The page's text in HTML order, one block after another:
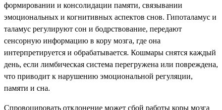
формировании и консолидации памяти, связывании
эмоциональных и когнитивных аспектов снов. Гипоталамус и
таламус регулируют сон и бодрствование, передают
сенсорную информацию в кору мозга, где она
интерпретируется и обрабатывается. Кошмары снятся каждый
день, если лимбическая система перегружена или повреждена,
что приводит к нарушению эмоциональной регуляции,
памяти и сна.
Спровоцировать отклонение может сбой работы коры мозга